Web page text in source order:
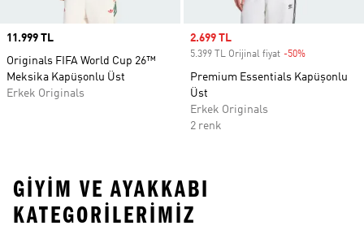
Price
11.999 TL
Originals FIFA World Cup 26™
Meksika Kapüşonlu Üst
Erkek Originals
Sale price
2.699 TL
5.399 TL Orijinal fiyat -50%
Premium Essentials Kapüşonlu
Üst
Erkek Originals
2 renk
GIYIM VE AYAKKABI
KATEGORILERIMIZ